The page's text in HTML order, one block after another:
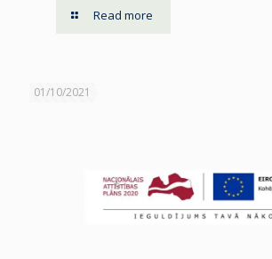
Read more
01/10/2021